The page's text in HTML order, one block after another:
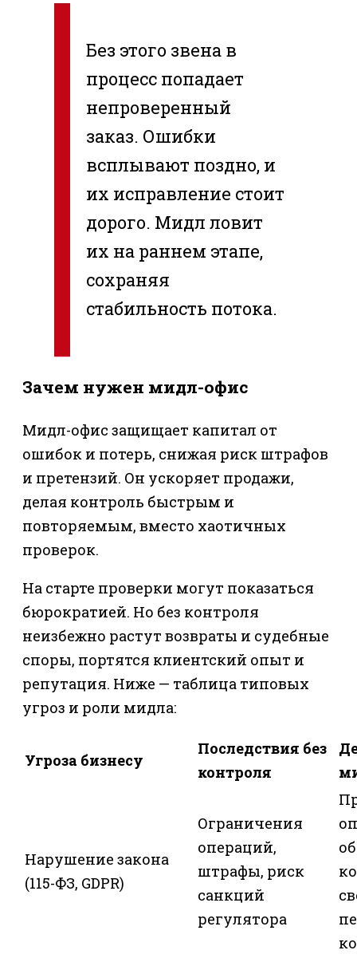
Без этого звена в
процесс попадает
непроверенный
заказ. Ошибки
всплывают поздно, и
их исправление стоит
дорого. Мидл ловит
их на раннем этапе,
сохраняя
стабильность потока.
Зачем нужен мидл-офис
Мидл-офис защищает капитал от
ошибок и потерь, снижая риск штрафов
и претензий. Он ускоряет продажи,
делая контроль быстрым и
повторяемым, вместо хаотичных
проверок.
На старте проверки могут показаться
бюрократией. Но без контроля
неизбежно растут возвраты и судебные
споры, портятся клиентский опыт и
репутация. Ниже — таблица типовых
угроз и роли мидла:
Угроза бизнесу
Последствия без
контроля
Нарушение закона
(115-ФЗ, GDPR)
Ограничения
операций,
штрафы, риск
санкций
регулятора